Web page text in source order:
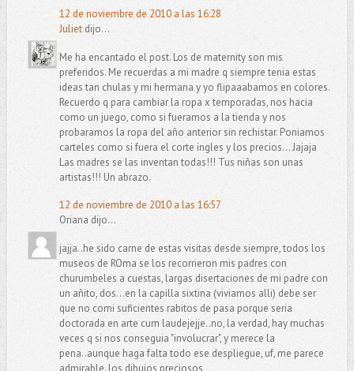
12 de noviembre de 2010 a las 16:28
Julietdijo...
Me ha encantado el post. Los de maternity son mis
preferidos. Me recuerdas a mi madre q siempre tenia estas
ideas tan chulas y mi hermana y yo flipaaabamos en colores.
Recuerdo q para cambiar la ropa x temporadas, nos hacia
como un juego, como si fueramos a la tienda y nos
probaramos la ropa del año anterior sin rechistar. Poniamos
carteles como si fuera el corte ingles y los precios... Jajaja
Las madres se las inventan todas!!! Tus niñas son unas
artistas!!! Un abrazo.
12 de noviembre de 2010 a las 16:57
Oriana dijo...
jajja..he sido carne de estas visitas desde siempre, todos los
museos de ROma se los recorrieron mis padres con
churumbeles a cuestas, largas disertaciones de mi padre con
un añito, dos...en la capilla sixtina (viviamos alli) debe ser
que no comi suficientes rabitos de pasa porque seria
doctorada en arte cum laudejejje..no, la verdad, hay muchas
veces q si nos conseguia "involucrar", y merece la
pena..aunque haga falta todo ese despliegue, uf, me parece